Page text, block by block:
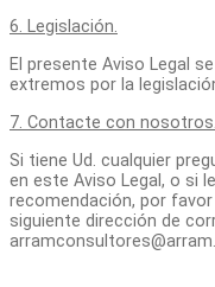
6. Legislación.
El presente Aviso Legal
extremos por la
7. Contacte con nosotros.
Si tiene Ud. cualquier
en este Aviso Legal, o si
recomendación, por
siguiente dirección de